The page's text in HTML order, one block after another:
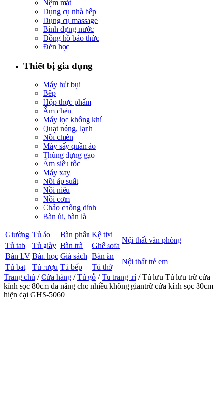
Nệm mát
Dụng cụ nhà bếp
Dụng cụ massage
Bình đựng nước
Đồng hồ báo thức
Đèn học
Thiết bị gia dụng
Máy hút bụi
Bếp
Hộp thực phẩm
Ấm chén
Máy lọc không khí
Quạt nóng, lạnh
Nồi chiên
Máy sấy quần áo
Thùng đựng gạo
Ấm siêu tốc
Máy xay
Nồi áp suất
Nồi niêu
Nồi cơm
Chảo chống dính
Bàn ủi, bàn là
Giường Tủ áo Bàn phấn Kệ tivi
Nội thất văn phòng
Tủ tab Tủ giày Bàn trà
Ghế sofa
Bàn LV Bàn học Giá sách Bàn ăn
Nội thất trẻ em
Tủ bát Tủ rượu Tủ bếp
Tủ thờ
Trang chủ /Cửa hàng /Tủ gỗ /Tủ trang trí/ Tủ lưu Tủ lưu trữ cửa
kính sọc 80cm đa năng cho nhiều không giantrữ cửa kính sọc 80cm
hiện đại GHS-5060